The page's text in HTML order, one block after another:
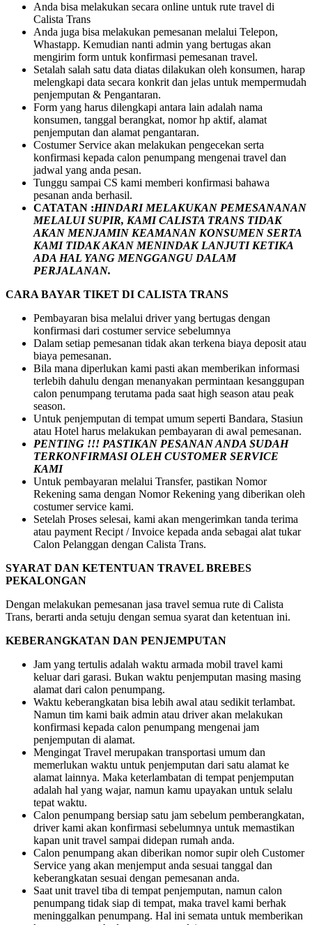
Anda bisa melakukan secara online untuk rute travel di
Calista Trans
Anda juga bisa melakukan pemesanan melalui Telepon,
Whastapp. Kemudian nanti admin yang bertugas akan
mengirim form untuk konfirmasi pemesanan travel.
Setalah salah satu data diatas dilakukan oleh konsumen, harap
melengkapi data secara konkrit dan jelas untuk mempermudah
penjemputan & Pengantaran.
Form yang harus dilengkapi antara lain adalah nama
konsumen, tanggal berangkat, nomor hp aktif, alamat
penjemputan dan alamat pengantaran.
Costumer Service akan melakukan pengecekan serta
konfirmasi kepada calon penumpang mengenai travel dan
jadwal yang anda pesan.
Tunggu sampai CS kami memberi konfirmasi bahawa
pesanan anda berhasil.
CATATAN :HINDARI MELAKUKAN PEMESANANAN
MELALUI SUPIR, KAMICALISTA TRANS TIDAK
AKAN MENJAMIN KEAMANAN KONSUMEN SERTA
KAMI TIDAK AKAN MENINDAK LANJUTI KETIKA
ADA HAL YANG MENGGANGU DALAM
PERJALANAN.
CARA BAYAR TIKET DI CALISTA TRANS
Pembayaran bisa melalui driver yang bertugas dengan
konfirmasi dari costumer service sebelumnya
Dalam setiap pemesanan tidak akan terkena biaya deposit atau
biaya pemesanan.
Bila mana diperlukan kami pasti akan memberikan informasi
terlebih dahulu dengan menanyakan permintaan kesanggupan
calon penumpang terutama pada saat high season atau peak
season.
Untuk penjemputan di tempat umum seperti Bandara, Stasiun
atau Hotel harus melakukan pembayaran di awal pemesanan.
PENTING !!! PASTIKAN PESANAN ANDA SUDAH
TERKONFIRMASI OLEH CUSTOMER SERVICE
KAMI
Untuk pembayaran melalui Transfer, pastikan Nomor
Rekening sama dengan Nomor Rekening yang diberikan oleh
costumer service kami.
Setelah Proses selesai, kami akan mengerimkan tanda terima
atau payment Recipt / Invoice kepada anda sebagai alat tukar
Calon Pelanggan dengan Calista Trans.
SYARAT DAN KETENTUAN TRAVEL BREBES
PEKALONGAN
Dengan melakukan pemesanan jasa travel semua rute di Calista
Trans, berarti anda setuju dengan semua syarat dan ketentuan ini.
KEBERANGKATAN DAN PENJEMPUTAN
Jam yang tertulis adalah waktu armada mobil travel kami
keluar dari garasi. Bukan waktu penjemputan masing masing
alamat dari calon penumpang.
Waktu keberangkatan bisa lebih awal atau sedikit terlambat.
Namun tim kami baik admin atau driver akan melakukan
konfirmasi kepada calon penumpang mengenai jam
penjemputan di alamat.
Mengingat Travel merupakan transportasi umum dan
memerlukan waktu untuk penjemputan dari satu alamat ke
alamat lainnya. Maka keterlambatan di tempat penjemputan
adalah hal yang wajar, namun kamu upayakan untuk selalu
tepat waktu.
Calon penumpang bersiap satu jam sebelum pemberangkatan,
driver kami akan konfirmasi sebelumnya untuk memastikan
kapan unit travel sampai didepan rumah anda.
Calon penumpang akan diberikan nomor supir oleh Customer
Service yang akan menjemput anda sesuai tanggal dan
keberangkatan sesuai dengan pemesanan anda.
Saat unit travel tiba di tempat penjemputan, namun calon
penumpang tidak siap di tempat, maka travel kami berhak
meninggalkan penumpang. Hal ini semata untuk memberikan